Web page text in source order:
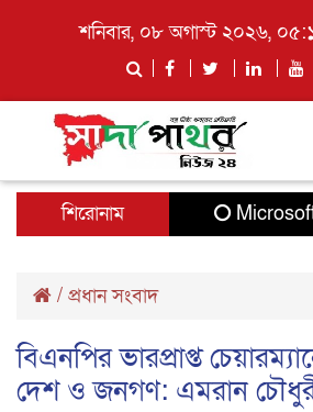
শনিবার, ০৮ অগাস্ট ২০২৬,
শিরোনাম
Microsoft
/ প্রধান সংবাদ
বিএনপির ভারপ্রাপ্ত
দেশ ও জনগণ: এমরান